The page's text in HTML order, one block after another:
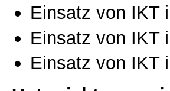
Einsatz von IKT
Einsatz von IKT
Einsatz von IKT